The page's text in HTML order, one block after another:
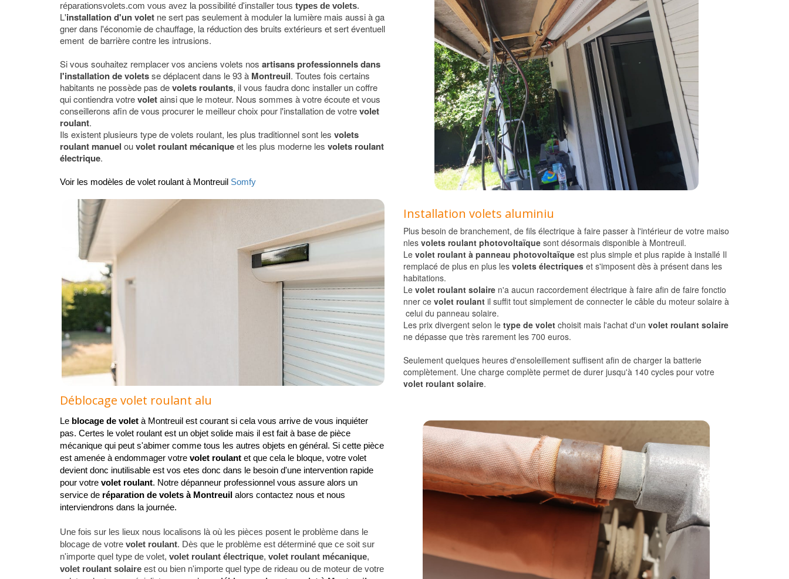
réparationsvolets.com vous avez la possibilité d'installer tous types de volets.
L'installation d'un volet ne sert pas seulement à moduler la lumière mais aussi à ga
gner dans l'économie de chauffage, la réduction des bruits extérieurs et sert éventuell
ement de barrière contre les intrusions.
Si vous souhaitez remplacer vos anciens volets nos artisans professionnels dans
l'installation de voletsse déplacent dans le 93 à Montreuil. Toutes fois certains
habitants ne possède pas devolets roulants, il vous faudra donc installer un coffre
qui contiendra votrevoletainsi que le moteur. Nous sommes à votre écoute et vous
conseillerons afin de vous procurer le meilleur choix pour l'installation de votrevolet
roulant.
Ils existent plusieurs type de volets roulant, les plus traditionnel sont les volets
roulant manuel ouvolet roulant mécaniqueet les plus moderne les volets roulant
électrique.
Voir les modèles de volet roulant à Montreuil Somfy
Déblocage volet roulant alu
Le blocage de volet à Montreuil est courant si cela vous arrive de vous inquiéter
pas. Certes le volet roulant est un objet solide mais il est fait à base de pièce
mécanique qui peut s'abimer comme tous les autres objets en général. Si cette pièce
est amenée à endommager votre volet roulant et que cela le bloque, votre volet
devient donc inutilisable est vos etes donc dans le besoin d'une intervention rapide
pour votre volet roulant. Notre dépanneur professionnel vous assure alors un
service de réparation de volets à Montreuil alors contactez nous et nous
interviendrons dans la journée.
Une fois sur les lieux nous localisons là où les pièces posent le problème dans le
blocage de votre volet roulant. Dès que le problème est déterminé que ce soit sur
n'importe quel type de volet, volet roulant électrique, volet roulant mécanique,
volet roulant solaire est ou bien n'importe quel type de rideau ou de moteur de votre
Installation volets aluminiu
Plus besoin de branchement, de fils électrique à faire passer à l'intérieur de votre maiso
nles volets roulant photovoltaïque sont désormais disponible à Montreuil.
Le volet roulant à panneau photovoltaïque est plus simple et plus rapide à installé Il
remplacé de plus en plus les volets électriques et s'imposent dès à présent dans les
habitations.
Le volet roulant solaire n'a aucun raccordement électrique à faire afin de faire fonctio
nner ce volet roulant il suffit tout simplement de connecter le câble du moteur solaire à
celui du panneau solaire.
Les prix divergent selon le type de volet choisit mais l'achat d'un volet roulant solaire
ne dépasse que très rarement les 700 euros.
Seulement quelques heures d'ensoleillement suffisent afin de charger la batterie
complètement. Une charge complète permet de durer jusqu'à 140 cycles pour votre
volet roulant solaire.